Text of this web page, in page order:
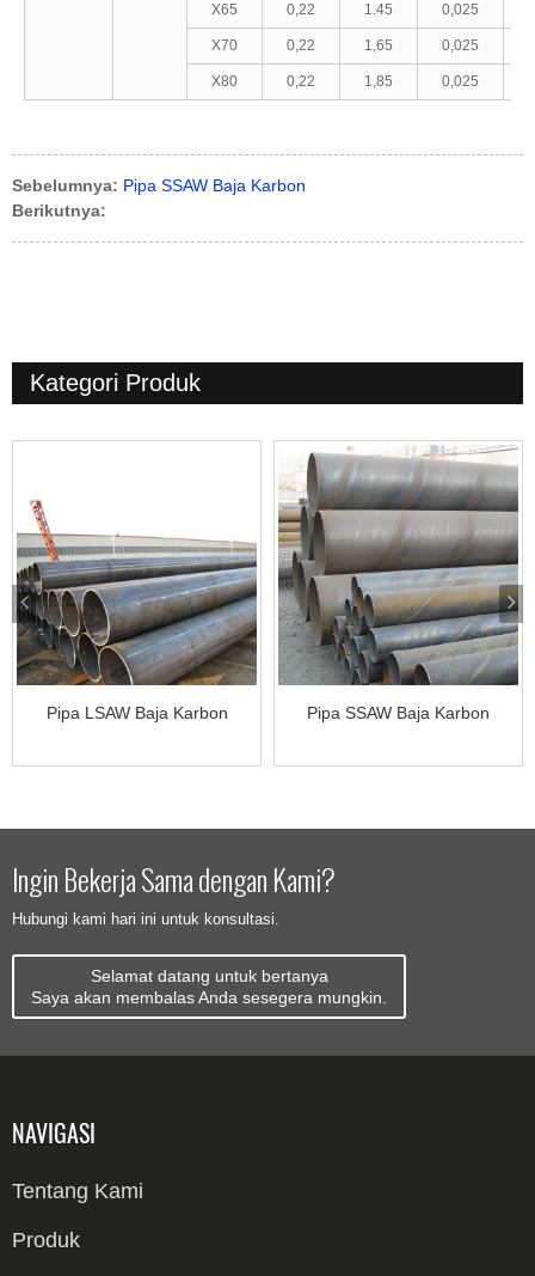
X65 0,22 1.45 0,025
X70 0,22 1,65 0,025
X80 0,22 1,85 0,025
Sebelumnya: Pipa SSAW Baja Karbon
Berikutnya:
Kategori Produk
Pipa LSAW Baja Karbon Pipa SSAW Baja Karbon
Ingin Bekerja Sama dengan Kami?
Hubungi kami hari ini untuk konsultasi.
Selamat datang untuk bertanya
Saya akan membalas Anda sesegera mungkin.
NAVIGASI
Tentang Kami
Produk